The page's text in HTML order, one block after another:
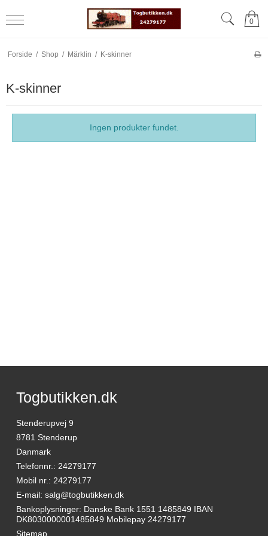
0
Forside / Shop / Märklin / K-skinner
K-skinner
Ingen produkter fundet.
Togbutikken.dk
Stenderupvej 9
8781 Stenderup
Danmark
Telefonnr. : 24279177
Mobil nr. : 24279177
E-mail: salg@togbutikken.dk
Bankoplysninger: Danske Bank 1551 1485849 IBAN
DK8030000001485849 Mobilepay 24279177
Sitemap